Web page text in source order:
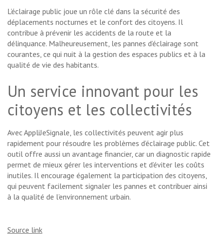
L’éclairage public joue un rôle clé dans la sécurité des
déplacements nocturnes et le confort des citoyens. Il
contribue à prévenir les accidents de la route et la
délinquance. Malheureusement, les pannes d’éclairage sont
courantes, ce qui nuit à la gestion des espaces publics et à la
qualité de vie des habitants.
Un service innovant pour les
citoyens et les collectivités
Avec AppliJeSignale, les collectivités peuvent agir plus
rapidement pour résoudre les problèmes d’éclairage public. Cet
outil offre aussi un avantage financier, car un diagnostic rapide
permet de mieux gérer les interventions et d’éviter les coûts
inutiles. Il encourage également la participation des citoyens,
qui peuvent facilement signaler les pannes et contribuer ainsi
à la qualité de l’environnement urbain.
Source link